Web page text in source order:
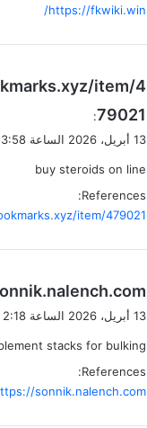
https://fkwiki.win/
ي
و
ل
item/4
79021
:
13 أبريل، 2026 الساعة 3:58 ص
buy steroids on line
References:
item/479021
ي
ل
13 أبريل، 2026 الساعة 2:18 م
stacks for bulking
References:
sonnik.nalench.com